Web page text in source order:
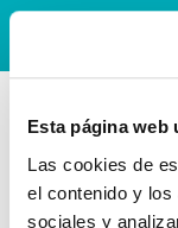
Esta página web
Las cookies de
el contenido y
sociales y